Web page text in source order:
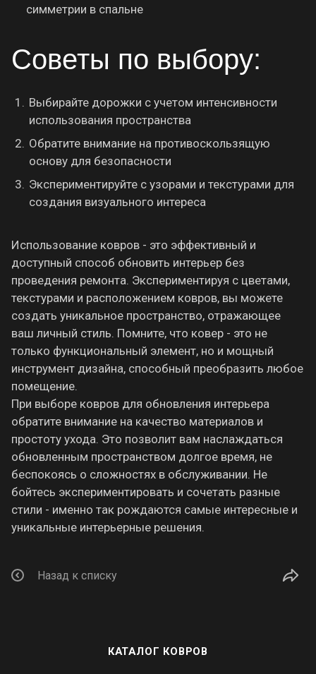
симметрии в спальне
Советы по выбору:
Выбирайте дорожки с учетом интенсивности
использования пространства
Обратите внимание на противоскользящую
основу для безопасности
Экспериментируйте с узорами и текстурами для
создания визуального интереса
Использование ковров - это эффективный и
доступный способ обновить интерьер без
проведения ремонта. Экспериментируя с цветами,
текстурами и расположением ковров, вы можете
создать уникальное пространство, отражающее
ваш личный стиль. Помните, что ковер - это не
только функциональный элемент, но и мощный
инструмент дизайна, способный преобразить любое
помещение.
При выборе ковров для обновления интерьера
обратите внимание на качество материалов и
простоту ухода. Это позволит вам наслаждаться
обновленным пространством долгое время, не
беспокоясь о сложностях в обслуживании. Не
бойтесь экспериментировать и сочетать разные
стили - именно так рождаются самые интересные и
уникальные интерьерные решения.
Назад к списку
КАТАЛОГ КОВРОВ